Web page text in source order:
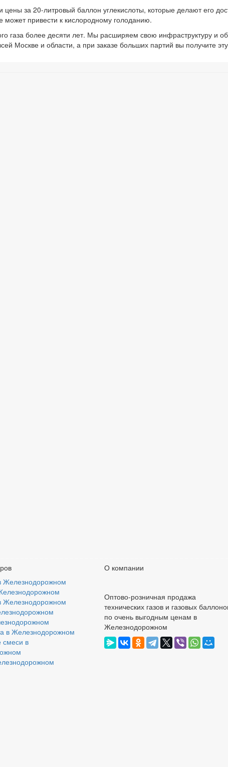
за 20-литровый баллон углекислоты, которые делают его
может привести к кислородному голоданию.
газа более десяти лет. Мы расширяем свою инфраструктуру и
Москве и области, а при заказе больших партий вы получите
Железнодорожном
Железнодорожном
в Железнодорожном
в
О компании
Оптово-розничная продажа
технических газов и газовых
по очень выгодным ценам в
Железнодорожном